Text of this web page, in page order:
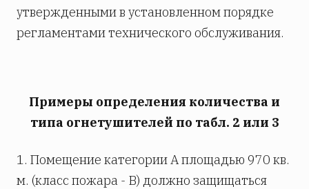
утвержденными в установленном порядке
регламентами технического обслуживания.
Примеры определения количества и
типа огнетушителей по табл. 2 или 3
1. Помещение категории А площадью 970 кв.
м. (класс пожара - В) должно защищаться